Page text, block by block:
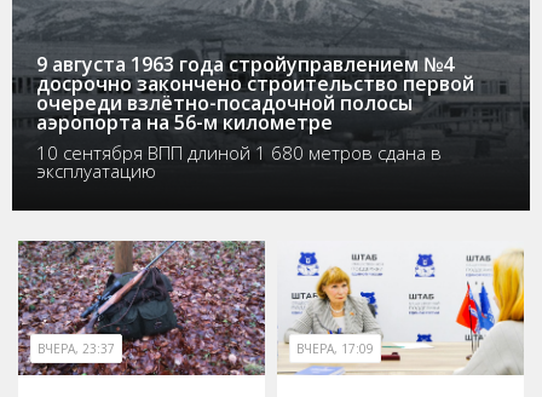
9 августа 1963 года стройуправлением №4
досрочно закончено строительство первой
очереди взлётно-посадочной полосы
аэропорта на 56-м километре
10 сентября ВПП длиной 1 680 метров сдана в
эксплуатацию
ВЧЕРА, 23:37 ВЧЕРА, 17:09